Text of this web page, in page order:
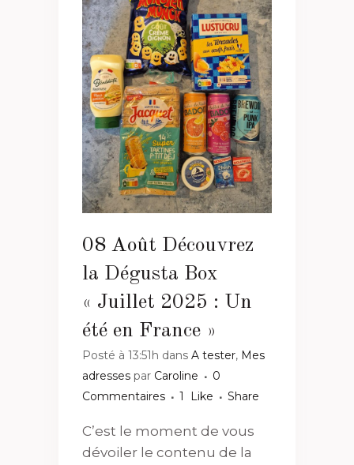
08 Août Découvrez
la Dégusta Box
« Juillet 2025 : Un
été en France »
Posté à 13:51h dans A tester, Mes
adresses par Caroline
0
Commentaires
1 Like Share
C’est le moment de vous
dévoiler le contenu de la